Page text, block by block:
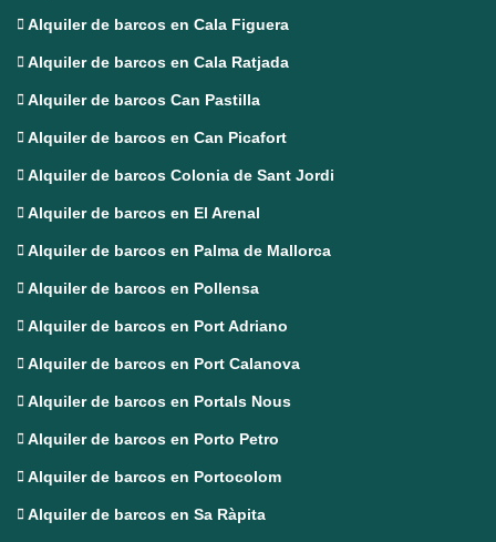
Alquiler de barcos en Cala Figuera
Alquiler de barcos en Cala Ratjada
Alquiler de barcos Can Pastilla
Alquiler de barcos en Can Picafort
Alquiler de barcos Colonia de Sant Jordi
Alquiler de barcos en El Arenal
Alquiler de barcos en Palma de Mallorca
Alquiler de barcos en Pollensa
Alquiler de barcos en Port Adriano
Alquiler de barcos en Port Calanova
Alquiler de barcos en Portals Nous
Alquiler de barcos en Porto Petro
Alquiler de barcos en Portocolom
Alquiler de barcos en Sa Ràpita